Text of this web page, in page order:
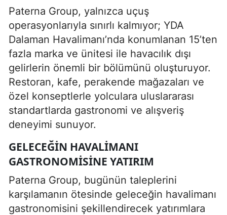
Paterna Group, yalnızca uçuş
operasyonlarıyla sınırlı kalmıyor; YDA
Dalaman Havalimanı’nda konumlanan 15’ten
fazla marka ve ünitesi ile havacılık dışı
gelirlerin önemli bir bölümünü oluşturuyor.
Restoran, kafe, perakende mağazaları ve
özel konseptlerle yolculara uluslararası
standartlarda gastronomi ve alışveriş
deneyimi sunuyor.
GELECEĞIN HAVALIMANI
GASTRONOMISINE YATIRIM
Paterna Group, bugünün taleplerini
karşılamanın ötesinde geleceğin havalimanı
gastronomisini şekillendirecek yatırımlara